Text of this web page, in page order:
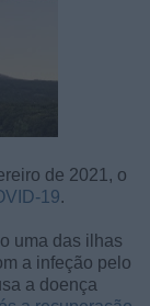
de 2021, o
19.
uma das ilhas
a infeção pelo
a doença